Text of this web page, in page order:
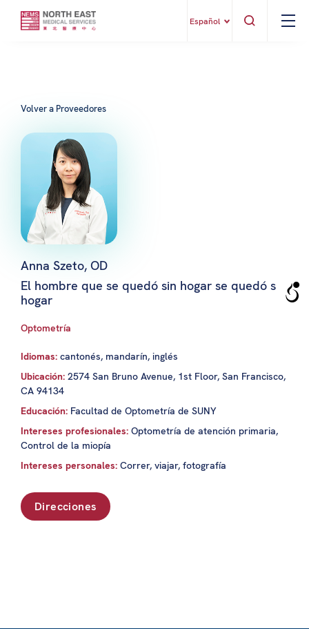
Español
Volver a Proveedores
Anna Szeto, OD
El hombre que se quedó sin hogar se quedó sin
hogar
Optometría
Idiomas: cantonés, mandarín, inglés
Ubicación: 2574 San Bruno Avenue, 1st Floor, San Francisco,
CA 94134
Educación: Facultad de Optometría de SUNY
Intereses profesionales: Optometría de atención primaria,
Control de la miopía
Intereses personales: Correr, viajar, fotografía
Direcciones